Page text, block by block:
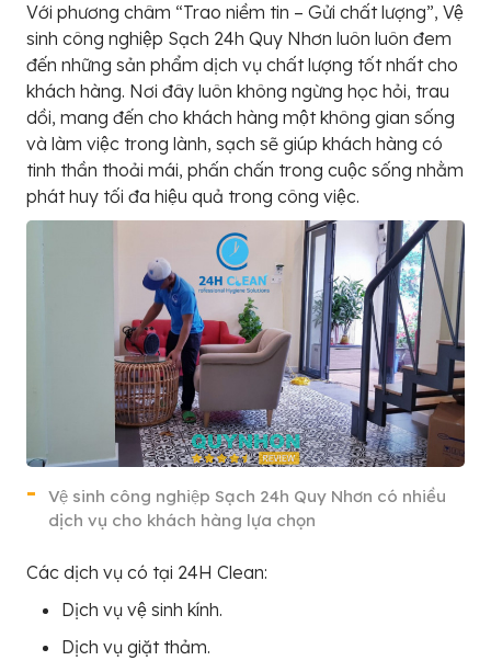
Với phương châm “Trao niềm tin – Gửi chất lượng”, Vệ
sinh công nghiệp Sạch 24h Quy Nhơn luôn luôn đem
đến những sản phẩm dịch vụ chất lượng tốt nhất cho
khách hàng. Nơi đây luôn không ngừng học hỏi, trau
dồi, mang đến cho khách hàng một không gian sống
và làm việc trong lành, sạch sẽ giúp khách hàng có
tinh thần thoải mái, phấn chấn trong cuộc sống nhằm
phát huy tối đa hiệu quả trong công việc.
Vệ sinh công nghiệp Sạch 24h Quy Nhơn có nhiều
dịch vụ cho khách hàng lựa chọn
Các dịch vụ có tại 24H Clean:
Dịch vụ vệ sinh kính.
Dịch vụ giặt thảm.